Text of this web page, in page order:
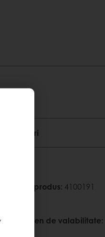
Cod produs: 4100191
Termen de valabilitate: